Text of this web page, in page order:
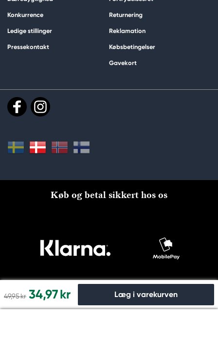
49,95 kr 34,97 kr Læg i varekurven
Konkurrence
Ledige stillinger
Pressekontakt
Returnering
Reklamation
Købsbetingelser
Gavekort
Køb og betal sikkert hos os